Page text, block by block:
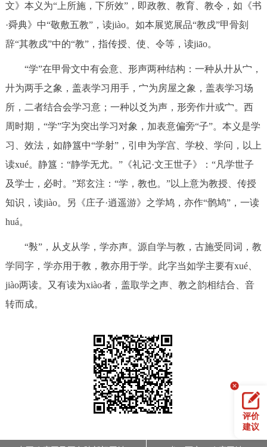
多语种
ENGLISH 한국어 日本語
ESPAÑOL العربية PORTUGUÊS
ITALIANO
文》本义为“上所施，下所效”，即政教、教育、教令，如《书
·舜典》中“敬敷五教”，读jiào。如本展览展品“教戍”甲骨刻
辞“其教戍”中的“教”，指传授、使、令等，读jiāo。
“学”在甲骨文中有会意、形声两种结构：一种从廾从宀，
廾为两手之象，盖表学习用手，宀为房屋之象，盖表学习场
所，二者结合会学习意；一种以爻为声，形旁作廾或宀。西
周时期，“学”字为突出学习对象，加表意偏旁“子”。本义是学
习、效法，如静簋中“学射”，引申为学宫、学校、学问，以上
读xué。静簋：“静学无尤。”《礼记·文王世子》：“凡学世子
及学士，必时。”郑玄注：“学，教也。”以上意为教授、传授
知识，读jiào。另《庄子·逍遥游》之学鸠，亦作“鹘鸠”，一读
huá。
“斅”，从攴从学，学亦声。源自学与教，古施受同词，教
学同字，学亦用于教，教亦用于学。此字当如学主要有xué、
jiào两读。又有读为xiào者，盖取学之声、教之韵相结合、音
转而成。
评价
建议